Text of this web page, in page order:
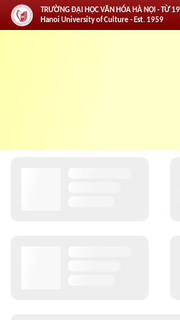
TRƯỜNG ĐẠI HỌC VĂN HÓA HÀ NỘI - TỪ
Hanoi University of Culture - Est. 1959